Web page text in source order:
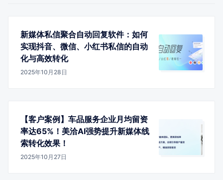
新媒体私信聚合自动回复软件：如何
实现抖音、微信、小红书私信的自动
化与高效转化
2025年10月28日
【客户案例】车品服务企业月均留资
率达65%！美洽AI强势提升新媒体线
索转化效果！
2025年10月27日